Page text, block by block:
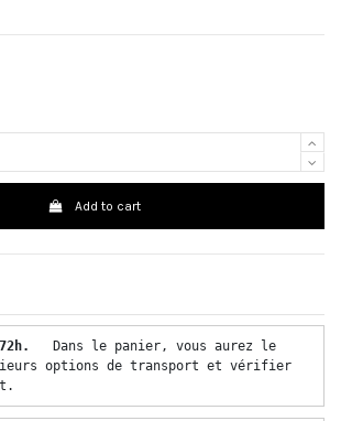
Add to cart
Dans le panier, vous aurez le
options de transport et vérifier